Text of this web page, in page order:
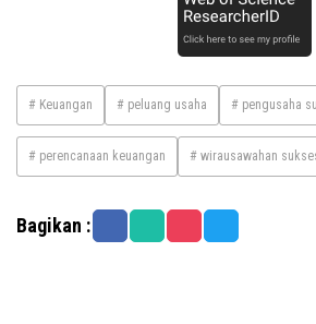
# Keuangan # peluang usaha # pengusaha
# perencanaan keuangan # wirausawahan
Bagikan :